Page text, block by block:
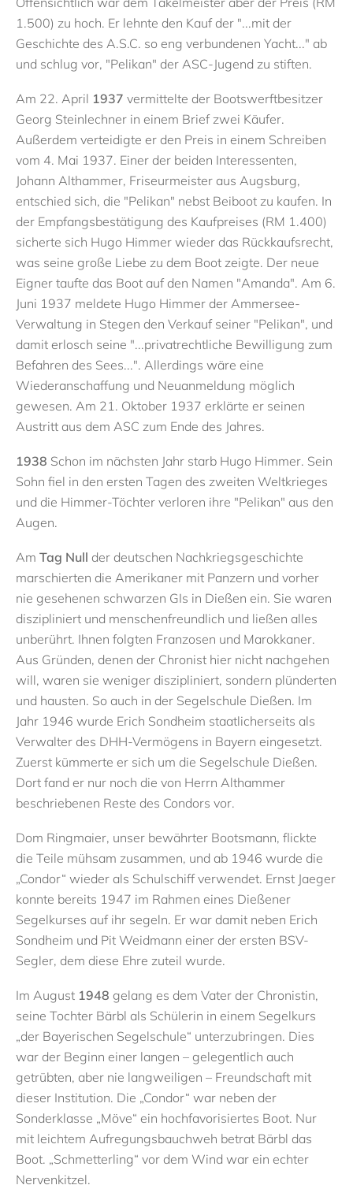
1.500) zu hoch. Er lehnte den Kauf der "...mit der
Geschichte des A.S.C. so eng verbundenen Yacht..." ab
und schlug vor, "Pelikan" der ASC-Jugend zu stiften.
Am 22. April 1937 vermittelte der Bootswerftbesitzer
Georg Steinlechner in einem Brief zwei Käufer.
Außerdem verteidigte er den Preis in einem Schreiben
vom 4. Mai 1937. Einer der beiden Interessenten,
Johann Althammer, Friseurmeister aus Augsburg,
entschied sich, die "Pelikan" nebst Beiboot zu kaufen. In
der Empfangsbestätigung des Kaufpreises (RM 1.400)
sicherte sich Hugo Himmer wieder das Rückkaufsrecht,
was seine große Liebe zu dem Boot zeigte. Der neue
Eigner taufte das Boot auf den Namen "Amanda". Am 6.
Juni 1937 meldete Hugo Himmer der Ammersee-
Verwaltung in Stegen den Verkauf seiner "Pelikan", und
damit erlosch seine "...privatrechtliche Bewilligung zum
Befahren des Sees...". Allerdings wäre eine
Wiederanschaffung und Neuanmeldung möglich
gewesen. Am 21. Oktober 1937 erklärte er seinen
Austritt aus dem ASC zum Ende des Jahres.
1938 Schon im nächsten Jahr starb Hugo Himmer. Sein
Sohn fiel in den ersten Tagen des zweiten Weltkrieges
und die Himmer-Töchter verloren ihre "Pelikan" aus den
Augen.
AmTag Null der deutschen Nachkriegsgeschichte
marschierten die Amerikaner mit Panzern und vorher
nie gesehenen schwarzen GIs in Dießen ein. Sie waren
diszipliniert und menschenfreundlich und ließen alles
unberührt. Ihnen folgten Franzosen und Marokkaner.
Aus Gründen, denen der Chronist hier nicht nachgehen
will, waren sie weniger diszipliniert, sondern plünderten
und hausten. So auch in der Segelschule Dießen. Im
Jahr 1946 wurde Erich Sondheim staatlicherseits als
Verwalter des DHH-Vermögens in Bayern eingesetzt.
Zuerst kümmerte er sich um die Segelschule Dießen.
Dort fand er nur noch die von Herrn Althammer
beschriebenen Reste des Condors vor.
Dom Ringmaier, unser bewährter Bootsmann, flickte
die Teile mühsam zusammen, und ab 1946 wurde die
„Condor“ wieder als Schulschiff verwendet. Ernst Jaeger
konnte bereits 1947 im Rahmen eines Dießener
Segelkurses auf ihr segeln. Er war damit neben Erich
Sondheim und Pit Weidmann einer der ersten BSV-
Segler, dem diese Ehre zuteil wurde.
Im August 1948 gelang es dem Vater der Chronistin,
seine Tochter Bärbl als Schülerin in einem Segelkurs
„der Bayerischen Segelschule“ unterzubringen. Dies
war der Beginn einer langen – gelegentlich auch
getrübten, aber nie langweiligen – Freundschaft mit
dieser Institution. Die „Condor“ war neben der
Sonderklasse „Möve“ ein hochfavorisiertes Boot. Nur
mit leichtem Aufregungsbauchweh betrat Bärbl das
Boot. „Schmetterling“ vor dem Wind war ein echter
Nervenkitzel.